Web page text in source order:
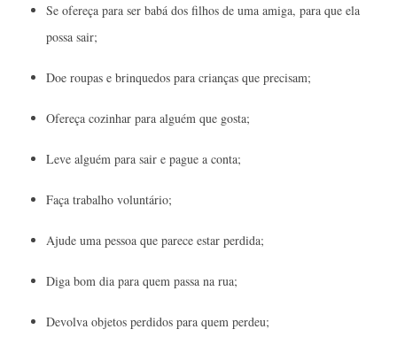
Se ofereça para ser babá dos filhos de uma amiga, para que ela
possa sair;
Doe roupas e brinquedos para crianças que precisam;
Ofereça cozinhar para alguém que gosta;
Leve alguém para sair e pague a conta;
Faça trabalho voluntário;
Ajude uma pessoa que parece estar perdida;
Diga bom dia para quem passa na rua;
Devolva objetos perdidos para quem perdeu;